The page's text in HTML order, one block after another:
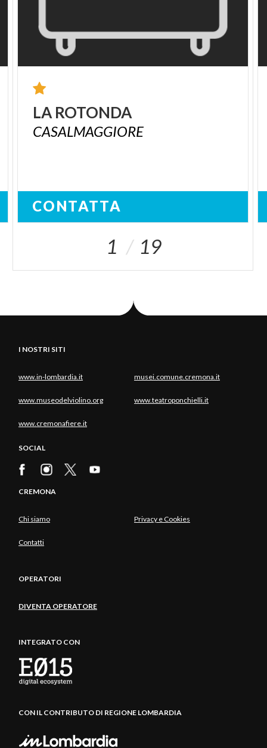
LA ROTONDA
CASALMAGGIORE
CONTATTA
1 19
I NOSTRI SITI
www.in-lombardia.it musei.comune.cremona.it
www.museodelviolino.org www.teatroponchielli.it
www.cremonafiere.it
SOCIAL
CREMONA
Chi siamo Privacy e Cookies
Contatti
OPERATORI
DIVENTA OPERATORE
INTEGRATO CON
CON IL CONTRIBUTO DI REGIONE LOMBARDIA